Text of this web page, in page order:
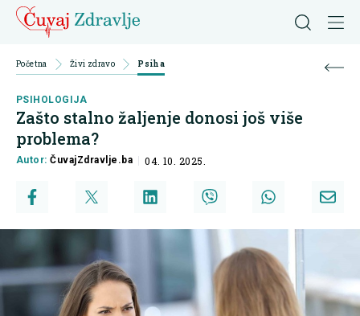
Početna Živi zdravo Psiha
PSIHOLOGIJA
Zašto stalno žaljenje donosi još više
problema?
Autor:ČuvajZdravlje.ba 04. 10. 2025.